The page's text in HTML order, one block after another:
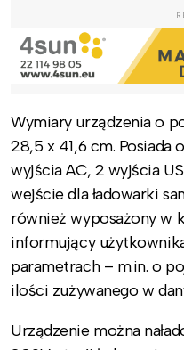
Wymiary urządzenia o
28,5 x 41,6 cm. Posiada
wyjścia AC, 2 wyjścia
wejście dla ładowarki
również wyposażony w
informujący
parametrach – m.in. o
ilości zużywanego w
Urządzenie można